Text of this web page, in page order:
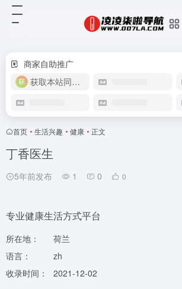
商家自助推广
获取本站同款主题
首页 • 生活兴趣 • 健康 • 正文
丁香医生
5年前发布 1 0 0
专业健康生活方式平台
所在地：
荷兰
语言：
zh
收录时间：
2021-12-02